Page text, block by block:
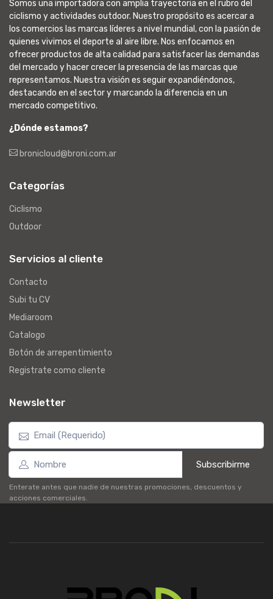
Somos una importadora con amplia trayectoria en el rubro del
ciclismo y actividades outdoor. Nuestro propósito es acercar a
los comercios las marcas líderes a nivel mundial, con la pasión de
quienes vivimos el deporte al aire libre. Nos enfocamos en
ofrecer productos de alta calidad para satisfacer las demandas
del mercado y hacer crecer la presencia de las marcas que
representamos. Nuestra visión es seguir expandiéndonos,
destacando en el sector y marcando la diferencia en un
mercado competitivo.
¿Dónde estamos?
bronicloud@broni.com.ar
Categorías
Ciclismo
Outdoor
Servicios al cliente
Contacto
Subi tu CV
Mediaroom
Catalogo
Botón de arrepentimiento
Registrate como cliente
Newsletter
Subscribirme
Enterate antes que nadie de nuestras promociones, descuentos y
acciones comerciales.